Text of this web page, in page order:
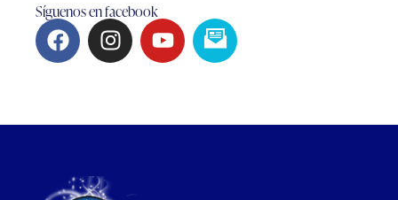
Síguenos en facebook